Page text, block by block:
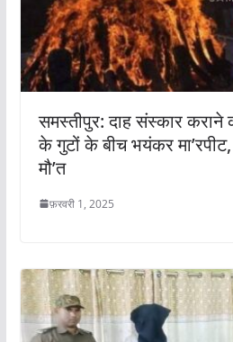
समस्तीपुर: दाह संस्कार कराने
के गुटों के बीच भयंकर
मौ’त
फ़रवरी 1, 2025